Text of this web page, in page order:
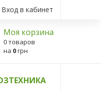
Вход в кабинет
Моя корзина
0 товаров
на 0грн